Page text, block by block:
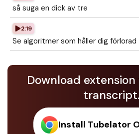
så suga en dick av tre
2:19
Se algoritmer som håller dig förlorad
Download
transcript.
Install Tubelator